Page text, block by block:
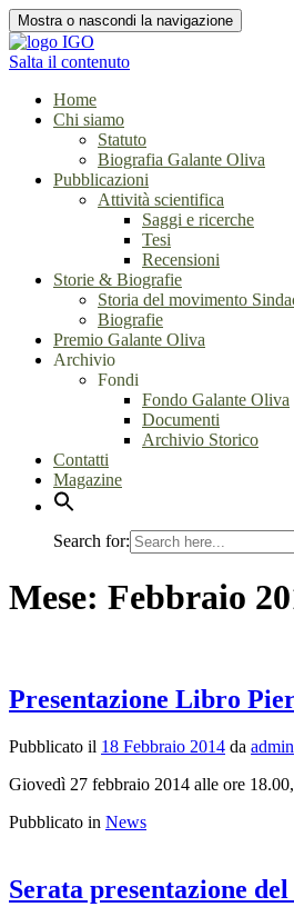
Mostra o nascondi la navigazione
Salta il contenuto
Home
Chi siamo
Statuto
Biografia Galante Oliva
Pubblicazioni
Attività scientifica
Saggi e ricerche
Tesi
Recensioni
Storie & Biografie
Storia del movimento
Biografie
Premio Galante Oliva
Archivio
Fondi
Fondo Galante Oliva
Documenti
Archivio Storico
Contatti
Magazine
Search for:
Mese: Febbraio
Presentazione Libro
Pubblicato il 18 Febbraio 2014 da admin
Giovedì 27 febbraio 2014 alle ore
Pubblicato in News
Serata presentazione